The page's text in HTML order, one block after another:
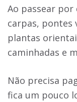
Ao passear
carpas, pontes
plantas
caminhadas e
Não precisa
fica um pouco